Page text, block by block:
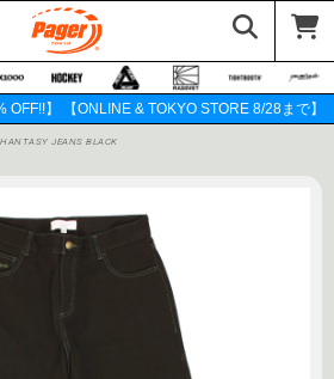
OFF!!】 【ONLINE & TOKYO STORE 8/28まで
JEANS BLACK